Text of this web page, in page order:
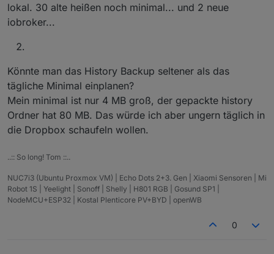
Hier geht es um die aktuelle Version von
lokal. 30 alte heißen noch minimal... und 2 neue
iobroker...
Könnte man das History Backup seltener als das
tägliche Minimal einplanen?
Mein minimal ist nur 4 MB groß, der gepackte history
Ordner hat 80 MB. Das würde ich aber ungern täglich in
die Dropbox schaufeln wollen.
..:: So long! Tom ::..
NUC7i3 (Ubuntu Proxmox VM) | Echo Dots 2+3. Gen | Xiaomi Sensoren | Mi
Robot 1S | Yeelight | Sonoff | Shelly | H801 RGB | Gosund SP1 |
NodeMCU+ESP32 | Kostal Plenticore PV+BYD | openWB
0